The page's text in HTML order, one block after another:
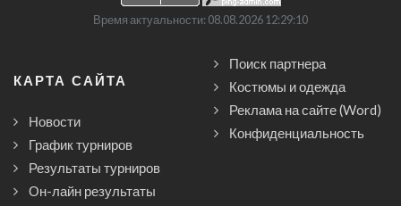
Время актуальности: 08.08.2026 12:29:10
КАРТА САЙТА
Новости
График турниров
Результаты турниров
Он-лайн результаты
Поиск партнера
Костюмы и одежда
Реклама на сайте (Word)
Конфиденциальность